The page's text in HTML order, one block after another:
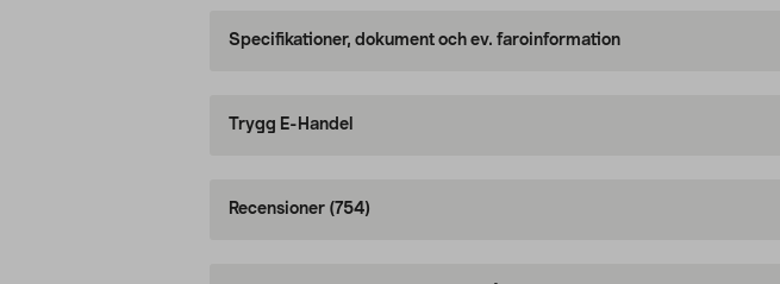
Specifikationer, dokument och ev. faroinformation
Trygg E-Handel
Recensioner (754)